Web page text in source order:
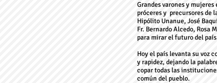
Grandes varones y
próceres y precursores de
Hipólito Unanue, José
Fr. Bernardo Alcedo, Rosa
para mirar el futuro del
Hoy el país levanta su voz
y rapidez, dejando la
copar todas las
común del pueblo.